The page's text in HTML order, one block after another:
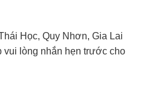
Học, Quy Nhơn, Gia Lai
vui lòng nhắn hẹn trước cho